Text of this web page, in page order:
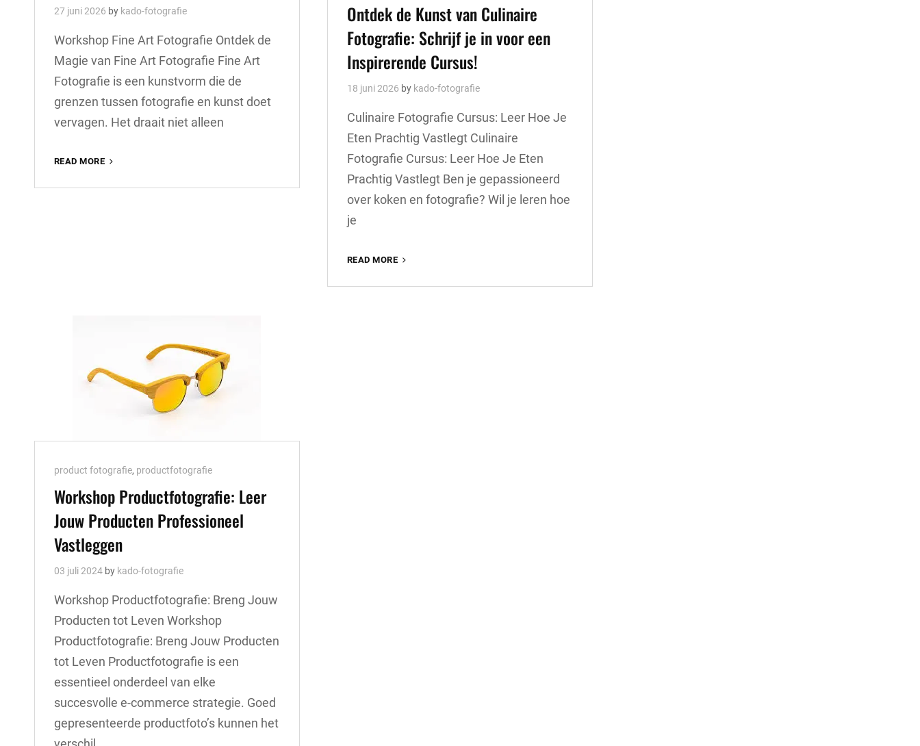
27 juni 2026 by kado-fotografie
Workshop Fine Art Fotografie Ontdek de
Magie van Fine Art Fotografie Fine Art
Fotografie is een kunstvorm die de
grenzen tussen fotografie en kunst doet
vervagen. Het draait niet alleen
READ MORE
ART
Links
Ontdek de Kunst van Culinaire
Fotografie: Schrijf je in voor een
Inspirerende Cursus!
18 juni 2026 by kado-fotografie
Culinaire Fotografie Cursus: Leer Hoe Je
Eten Prachtig Vastlegt Culinaire
Fotografie Cursus: Leer Hoe Je Eten
Prachtig Vastlegt Ben je gepassioneerd
over koken en fotografie? Wil je leren hoe
je
READ MORE
KUNST
Cat
Links
product fotografie, productfotografie
Workshop Productfotografie: Leer
Jouw Producten Professioneel
Vastleggen
03 juli 2024 by kado-fotografie
Workshop Productfotografie: Breng Jouw
Producten tot Leven Workshop
Productfotografie: Breng Jouw Producten
tot Leven Productfotografie is een
essentieel onderdeel van elke
succesvolle e-commerce strategie. Goed
gepresenteerde productfoto’s kunnen het